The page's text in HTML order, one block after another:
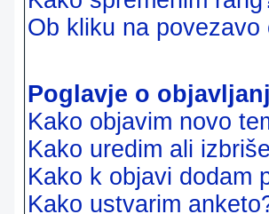
Ob kliku na
Poglavje o
Kako objavim novo
Kako uredim ali
Kako k objavi dodam
Kako ustvarim